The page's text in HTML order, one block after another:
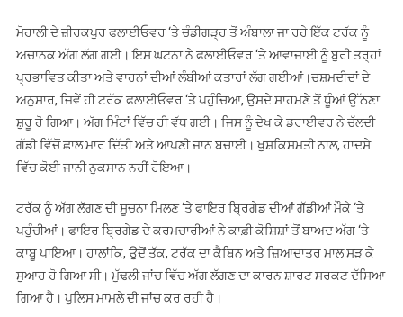
ਨੂੰ
ਲੱਗੀ
ਅੱਗ
ਮੋਹਾਲੀ ਦੇ ਜ਼ੀਰਕਪੁਰ ਫਲਾਈਓਵਰ ‘ਤੇ ਚੰਡੀਗੜ੍ਹ ਤੋਂ ਅੰਬਾਲਾ ਜਾ ਰਹੇ ਇੱਕ ਟਰੱਕ ਨੂੰ
ਅਚਾਨਕ ਅੱਗ ਲੱਗ ਗਈ। ਇਸ ਘਟਨਾ ਨੇ ਫਲਾਈਓਵਰ ‘ਤੇ ਆਵਾਜਾਈ ਨੂੰ ਬੁਰੀ ਤਰ੍ਹਾਂ
ਪ੍ਰਭਾਵਿਤ ਕੀਤਾ ਅਤੇ ਵਾਹਨਾਂ ਦੀਆਂ ਲੰਬੀਆਂ ਕਤਾਰਾਂ ਲੱਗ ਗਈਆਂ।ਚਸ਼ਮਦੀਦਾਂ ਦੇ
ਅਨੁਸਾਰ, ਜਿਵੇਂ ਹੀ ਟਰੱਕ ਫਲਾਈਓਵਰ ‘ਤੇ ਪਹੁੰਚਿਆ, ਉਸਦੇ ਸਾਹਮਣੇ ਤੋਂ ਧੂੰਆਂ ਉੱਠਣਾ
ਸ਼ੁਰੂ ਹੋ ਗਿਆ। ਅੱਗ ਮਿੰਟਾਂ ਵਿੱਚ ਹੀ ਵੱਧ ਗਈ। ਜਿਸ ਨੂੰ ਦੇਖ ਕੇ ਡਰਾਈਵਰ ਨੇ ਚੱਲਦੀ
ਗੱਡੀ ਵਿੱਚੋਂ ਛਾਲ ਮਾਰ ਦਿੱਤੀ ਅਤੇ ਆਪਣੀ ਜਾਨ ਬਚਾਈ। ਖੁਸ਼ਕਿਸਮਤੀ ਨਾਲ, ਹਾਦਸੇ
ਵਿੱਚ ਕੋਈ ਜਾਨੀ ਨੁਕਸਾਨ ਨਹੀਂ ਹੋਇਆ।
ਟਰੱਕ ਨੂੰ ਅੱਗ ਲੱਗਣ ਦੀ ਸੂਚਨਾ ਮਿਲਣ ‘ਤੇ ਫਾਇਰ ਬ੍ਰਿਗੇਡ ਦੀਆਂ ਗੱਡੀਆਂ ਮੌਕੇ ‘ਤੇ
ਪਹੁੰਚੀਆਂ। ਫਾਇਰ ਬ੍ਰਿਗੇਡ ਦੇ ਕਰਮਚਾਰੀਆਂ ਨੇ ਕਾਫ਼ੀ ਕੋਸ਼ਿਸ਼ਾਂ ਤੋਂ ਬਾਅਦ ਅੱਗ ‘ਤੇ
ਕਾਬੂ ਪਾਇਆ। ਹਾਲਾਂਕਿ, ਉਦੋਂ ਤੱਕ, ਟਰੱਕ ਦਾ ਕੈਬਿਨ ਅਤੇ ਜ਼ਿਆਦਾਤਰ ਮਾਲ ਸੜ ਕੇ
ਸੁਆਹ ਹੋ ਗਿਆ ਸੀ। ਮੁੱਢਲੀ ਜਾਂਚ ਵਿੱਚ ਅੱਗ ਲੱਗਣ ਦਾ ਕਾਰਨ ਸ਼ਾਰਟ ਸਰਕਟ ਦੱਸਿਆ
ਗਿਆ ਹੈ। ਪੁਲਿਸ ਮਾਮਲੇ ਦੀ ਜਾਂਚ ਕਰ ਰਹੀ ਹੈ।